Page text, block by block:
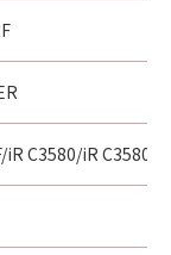
C3580/iR C3580F